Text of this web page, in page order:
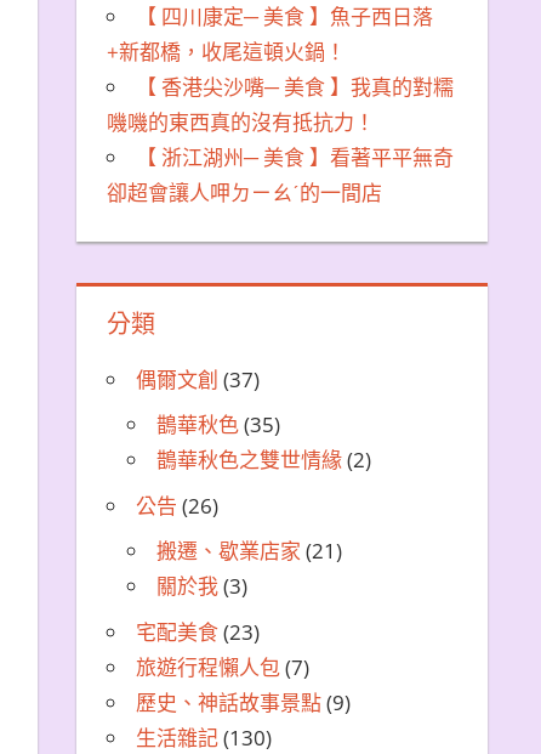
【 四川康定─ 美食 】魚子西日落
+新都橋，收尾這頓火鍋！
【 香港尖沙嘴─ 美食 】我真的對糯
嘰嘰的東西真的沒有抵抗力！
【 浙江湖州─ 美食 】看著平平無奇
卻超會讓人呷ㄉㄧㄠˊ的一間店
分類
偶爾文創 (37)
鵲華秋色(35)
鵲華秋色之雙世情緣(2)
公告 (26)
搬遷、歇業店家 (21)
關於我(3)
宅配美食(23)
旅遊行程懶人包(7)
歷史、神話故事景點(9)
生活雜記(130)